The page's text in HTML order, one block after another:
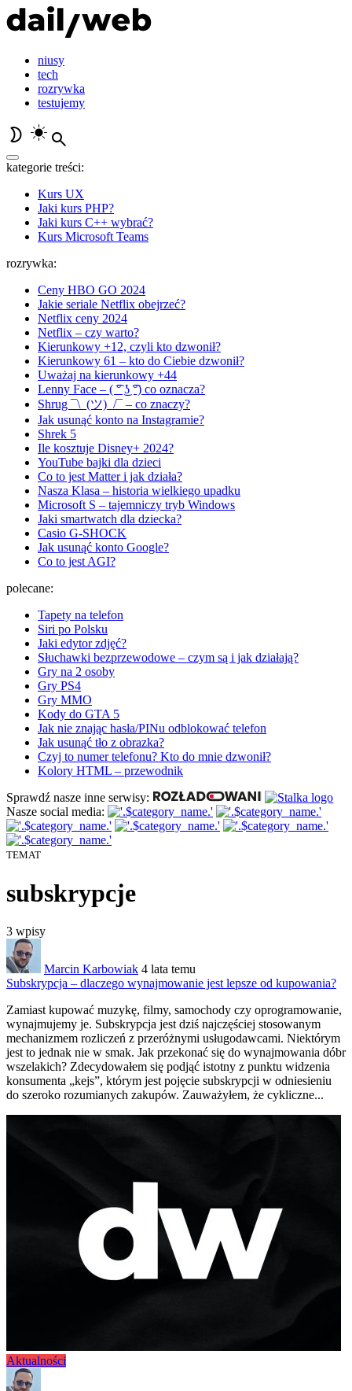
niusy
tech
rozrywka
testujemy
kategorie treści:
Kurs UX
Jaki kurs PHP?
Jaki kurs C++ wybrać?
Kurs Microsoft Teams
rozrywka:
Ceny HBO GO 2024
Jakie seriale Netflix obejrzeć?
Netflix ceny 2024
Netflix – czy warto?
Kierunkowy +12, czyli kto dzwonił?
Kierunkowy 61 – kto do Ciebie dzwonił?
Uważaj na kierunkowy +44
Lenny Face – ( ͡° ͜ʖ ͡°) co oznacza?
Shrug ¯\_(ツ)_/¯ – co znaczy?
Jak usunąć konto na Instagramie?
Shrek 5
Ile kosztuje Disney+ 2024?
YouTube bajki dla dzieci
Co to jest Matter i jak działa?
Nasza Klasa – historia wielkiego upadku
Microsoft S – tajemniczy tryb Windows
Jaki smartwatch dla dziecka?
Casio G-SHOCK
Jak usunąć konto Google?
Co to jest AGI?
polecane:
Tapety na telefon
Siri po Polsku
Jaki edytor zdjęć?
Słuchawki bezprzewodowe – czym są i jak działają?
Gry na 2 osoby
Gry PS4
Gry MMO
Kody do GTA 5
Jak nie znając hasła/PINu odblokować telefon
Jak usunąć tło z obrazka?
Czyj to numer telefonu? Kto do mnie dzwonił?
Kolory HTML – przewodnik
Sprawdź nasze inne serwisy:
Nasze social media:
TEMAT
subskrypcje
3 wpisy
Marcin Karbowiak 4 lata temu
Subskrypcja – dlaczego wynajmowanie jest lepsze od kupowania?
Zamiast kupować muzykę, filmy, samochody czy oprogramowanie,
wynajmujemy je. Subskrypcja jest dziś najczęściej stosowanym
mechanizmem rozliczeń z przeróżnymi usługodawcami. Niektórym
jest to jednak nie w smak. Jak przekonać się do wynajmowania dóbr
wszelakich? Zdecydowałem się podjąć istotny z punktu widzenia
konsumenta „kejs”, którym jest pojęcie subskrypcji w odniesieniu
do szeroko rozumianych zakupów. Zauważyłem, że cykliczne...
Aktualności